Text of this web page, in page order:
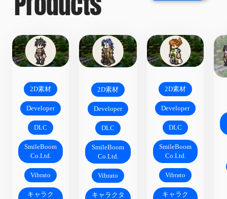
2D素材
Developer
DLC
SmileBoom
Co.Ltd.
Vibrato
キャラク
2D素材
Developer
DLC
SmileBoom
Co.Ltd.
Vibrato
キャラクタ
2D素材
Developer
DLC
SmileBoom
Co.Ltd.
Vibrato
キャラク